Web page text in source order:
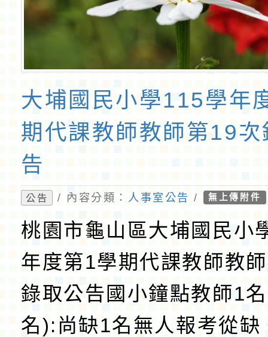
大埔國民小學115學年
期代課教師教師第19次
告
公告 / 內容分類： 人事室公告 / 無上傳附件
桃園市龜山區大埔國民小
年度第1學期代課教師教
錄取公告國小鐘點教師1
名):尚缺1名無人報考從缺